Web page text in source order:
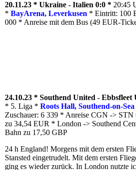
20.11.23 * Ukraine - Italien 0:0 * 20:45
* BayArena, Leverkusen * Eintritt: 100
000 * Anreise mit dem Bus (49 EUR-
24.10.23 * Southend United -
* 5. Liga * Roots Hall, Southend-on-Sea
Zuschauer: 6 339 * Anreise CGN ->
zu 34,54 EUR * London -> Southend
Bahn zu 17,50 GBP
24 h England! Morgens mit dem ersten
Stansted eingetrudelt. Mit dem ersten
ging es wieder zurück. In London nutzte